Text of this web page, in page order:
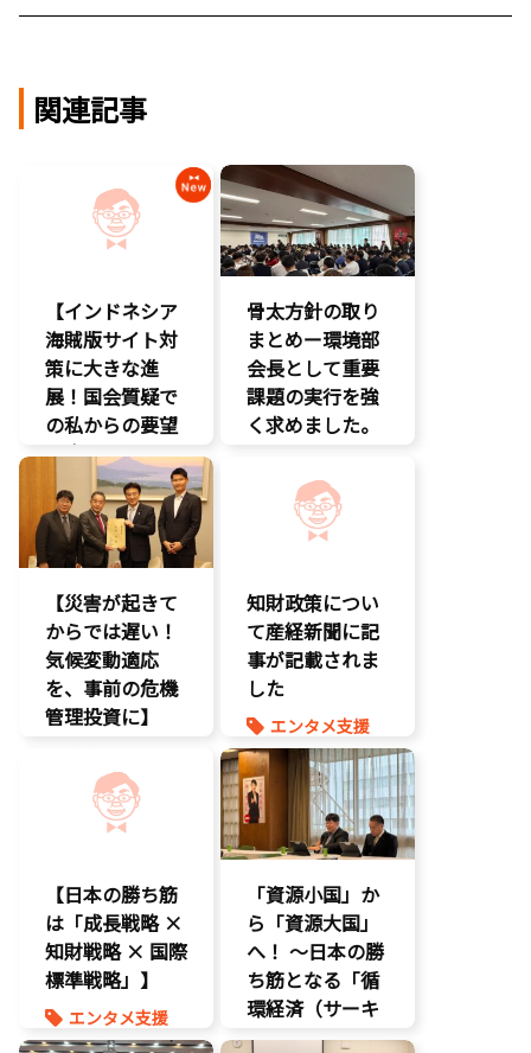
関連記事
【インドネシア
海賊版サイト対
策に大きな進
展！国会質疑で
の私からの要望
に応え、三谷法
務副大臣がイン
ドネシア法務副
大臣に運営……
エンタメ支援
エンタメ産業
促進
デジタル著作
権
国会質疑
経済政策
著作権
骨太方針の取り
まとめー環境部
会長として重要
課題の実行を強
く求めました。
環境部会
知的財産
【災害が起きて
からでは遅い！
気候変動適応
を、事前の危機
管理投資に】
経済政策
知財政策につい
て産経新聞に記
事が記載されま
した
エンタメ支援
エンタメ産業
促進
報道記事
知的財産
経済政策
【日本の勝ち筋
は「成長戦略 ×
知財戦略 × 国際
標準戦略」】
エンタメ支援
エンタメ産業
「資源小国」か
ら「資源大国」
へ！ 〜日本の勝
ち筋となる「循
環経済（サーキ
ュラーエコノミ